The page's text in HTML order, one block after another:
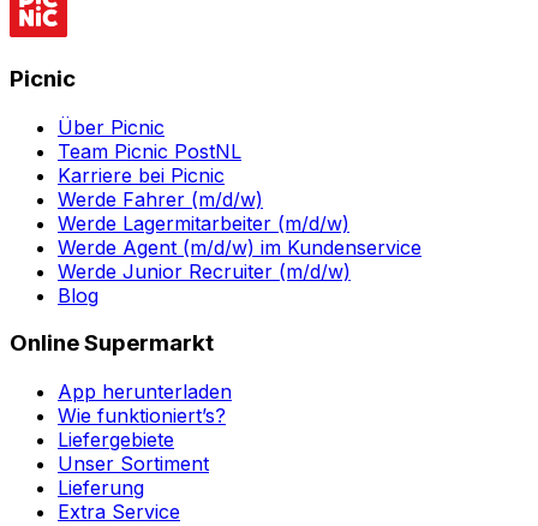
Picnic
Über Picnic
Team Picnic PostNL
Karriere bei Picnic
Werde Fahrer (m/d/w)
Werde Lagermitarbeiter (m/d/w)
Werde Agent (m/d/w) im Kundenservice
Werde Junior Recruiter (m/d/w)
Blog
Online Supermarkt
App herunterladen
Wie funktioniert’s?
Liefergebiete
Unser Sortiment
Lieferung
Extra Service